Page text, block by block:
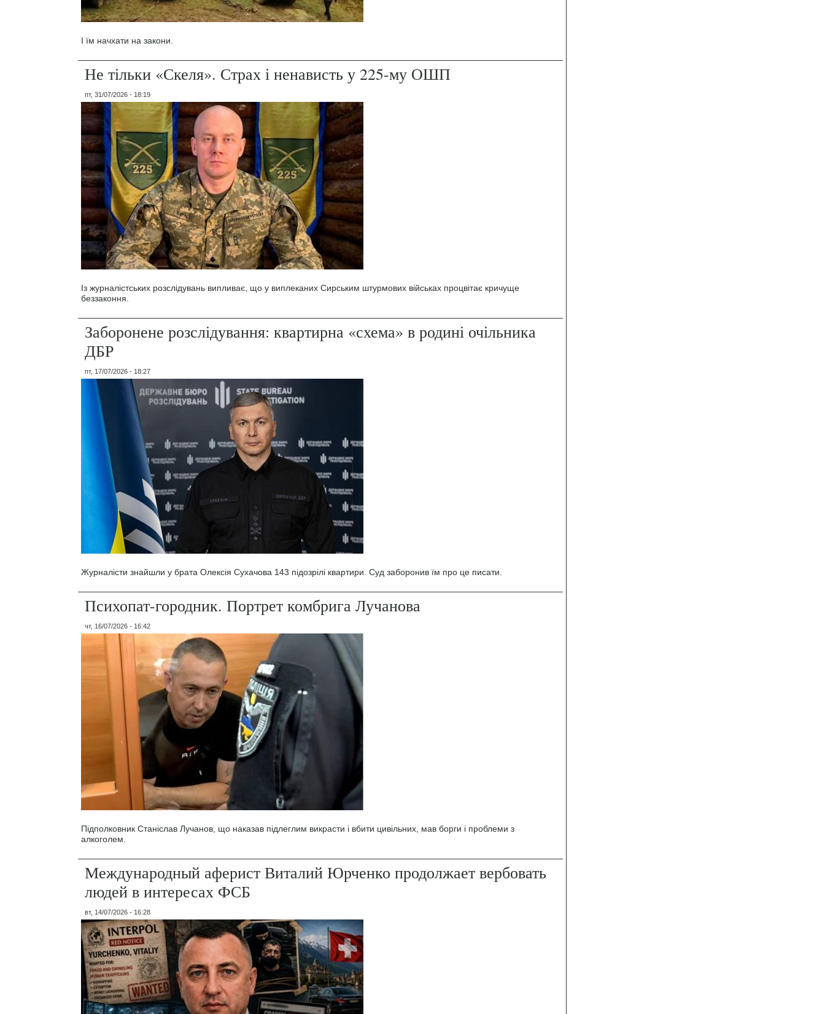
І їм начхати на закони.
Не тільки «Скеля». Страх і ненависть у 225-му ОШП
пт, 31/07/2026 - 18:19
Із журналістських розслідувань випливає, що у виплеканих Сирським штурмових військах процвітає кричуще
беззаконня.
Заборонене розслідування: квартирна «схема» в родині очільника
ДБР
пт, 17/07/2026 - 18:27
Журналісти знайшли у брата Олексія Сухачова 143 підозрілі квартири. Суд заборонив їм про це писати.
Психопат-городник. Портрет комбрига Лучанова
чт, 16/07/2026 - 16:42
Підполковник Станіслав Лучанов, що наказав підлеглим викрасти і вбити цивільних, мав борги і проблеми з
алкоголем.
Международный аферист Виталий Юрченко продолжает вербовать
людей в интересах ФСБ
вт, 14/07/2026 - 16:28